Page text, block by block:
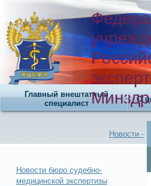
Главный внештатный
специалист
О
Новости -
Новости бюро судебно-
медицинской экспертизы